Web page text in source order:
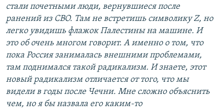
стали почетными люди, вернувшиеся после
ранений из СВО. Там не встретишь символику Z, но
легко увидишь флажок Палестины на машине. И
это об очень многом говорит. А именно о том, что
пока Россия занималась внешними проблемами,
там поднимался такой радикализм. И знаете, этот
новый радикализм отличается от того, что мы
видели в годы после Чечни. Мне сложно объяснить
чем, но я бы назвала его каким-то